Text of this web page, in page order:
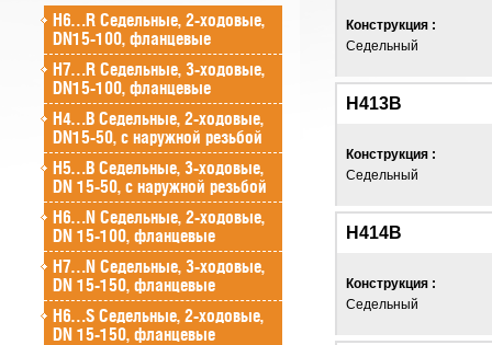
H6…R Седельные, 2-ходовые,
DN15-100, фланцевые
H7…R Седельные, 3-ходовые,
DN15-100, фланцевые
H4…B Седельные, 2-ходовые,
DN15-50, с наружной резьбой
H5…B Седельные, 3-ходовые,
DN 15-50, с наружной резьбой
H6…N Седельные, 2-ходовые,
DN 15-100, фланцевые
H7…N Седельные, 3-ходовые,
DN 15-150, фланцевые
H6…S Седельные, 2-ходовые,
DN 15-150, фланцевые
Конструкция :
Седельный
Н413В
Конструкция :
Седельный
Н414В
Конструкция :
Седельный